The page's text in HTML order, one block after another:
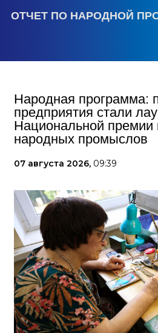
ОТЧЕТ ПО НАРОДНОЙ
Народная программа:
предприятия стали
Национальной премии
народных промыслов
07 августа 2026, 09:39